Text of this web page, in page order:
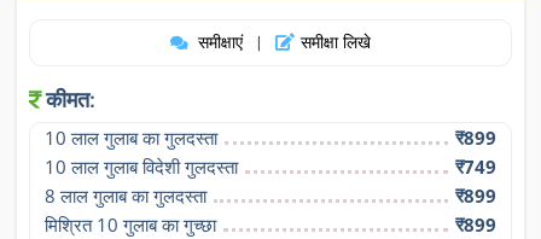
समीक्षाएं | समीक्षा लिखे
कीमत:
10 लाल गुलाब का गुलदस्ता
₹899
10 लाल गुलाब विदेशी गुलदस्ता
₹749
8 लाल गुलाब का गुलदस्ता
₹899
मिश्रित 10 गुलाब का गुच्छा
₹899